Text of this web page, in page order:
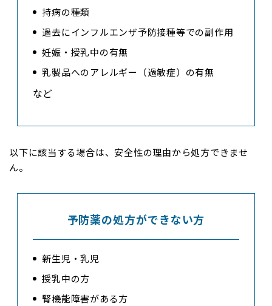
持病の種類
過去にインフルエンザ予防接種等での副作用
妊娠・授乳中の有無
乳製品へのアレルギー（過敏症）の有無
など
以下に該当する場合は、安全性の理由から処方できませ
ん。
予防薬の処方ができない方
新生児・乳児
授乳中の方
腎機能障害がある方